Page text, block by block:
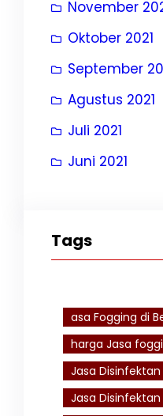
November
Oktober 2021
September
Agustus 2021
Juli 2021
Juni 2021
Tags
asa Fogging di
harga Jasa
Jasa
Jasa Disinfektan